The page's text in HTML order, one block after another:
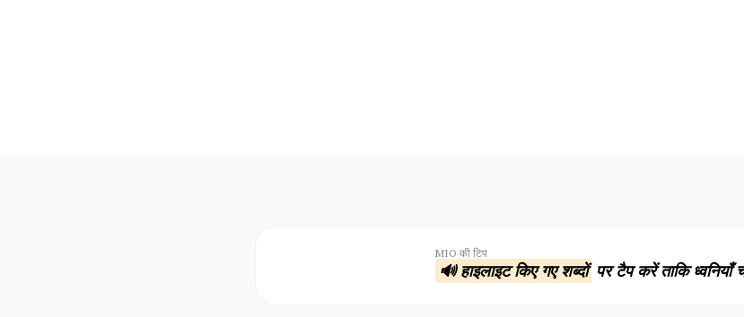
MIO की टिप
🔊 हाइलाइट किए गए शब्दोंपर टैप करें ताकि